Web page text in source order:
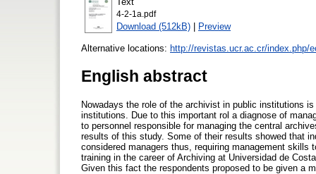
4-2-1a.pdf
Download (512kB) | Preview
Alternative locations: http://revistas.ucr.ac.cr/index.php/
English abstract
Nowadays the role of the archivist in public institutions
institutions. Due to this important rol a diagnose of
to personnel responsible for managing the central
results of this study. Some of their results showed that
considered managers thus, requiring management skills
training in the career of Archiving at Universidad de
Given this fact the respondents proposed to be given a